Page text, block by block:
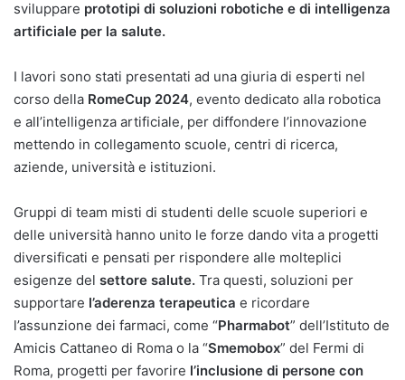
sviluppare prototipi di soluzioni robotiche e di intelligenza
artificiale per la salute.
I lavori sono stati presentati ad una giuria di esperti nel
corso della RomeCup 2024, evento dedicato alla robotica
e all’intelligenza artificiale, per diffondere l’innovazione
mettendo in collegamento scuole, centri di ricerca,
aziende, università e istituzioni.
Gruppi di team misti di studenti delle scuole superiori e
delle università hanno unito le forze dando vita a progetti
diversificati e pensati per rispondere alle molteplici
esigenze del settore salute. Tra questi, soluzioni per
supportare l’aderenza terapeutica e ricordare
l’assunzione dei farmaci, come “Pharmabot” dell’Istituto de
Amicis Cattaneo di Roma o la “Smemobox” del Fermi di
Roma, progetti per favorire l’inclusione di persone con